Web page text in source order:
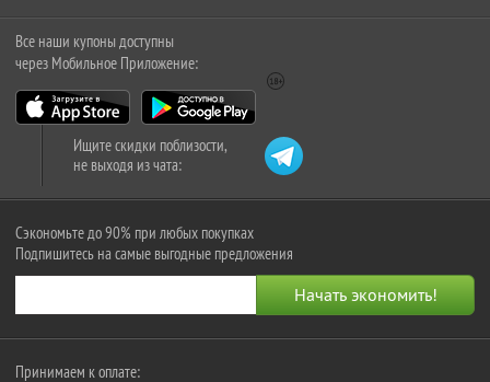
Все наши купоны доступны
через Мобильное Приложение:
Ищите скидки поблизости,
не выходя из чата:
Сэкономьте до 90% при любых покупках
Подпишитесь на самые выгодные предложения
Принимаем к оплате: